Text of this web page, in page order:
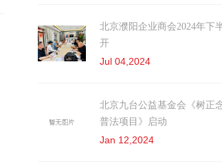
北京濮阳企业商会2024年下
开
Jul 04,2024
北京九台公益基金会《树正
普法项目》启动
Jan 12,2024